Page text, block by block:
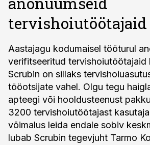
tervishoiutöötajaid
Aastajagu kodumaisel tööturul
verifitseeritud tervishoiutöötajaid
Scrubin on sillaks
tööotsijate vahel. Olgu tegu
apteegi või hooldusteenust
3200 tervishoiutöötajast
võimalus leida endale sobiv
lubab Scrubin tegevjuht Tarmo